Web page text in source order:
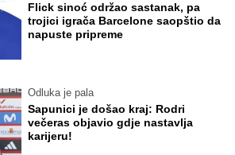
Flick sinoć održao sastanak, pa
trojici igrača Barcelone saopštio da
napuste pripreme
Odluka je pala
Sapunici je došao kraj: Rodri
večeras objavio gdje nastavlja
karijeru!